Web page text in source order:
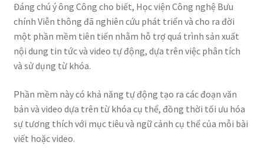
Đáng chú ý ông Công cho biết, Học viện Công nghệ Bưu
chính Viễn thông đã nghiên cứu phát triển và cho ra đời
một phần mềm tiên tiến nhằm hỗ trợ quá trình sản xuất
nội dung tin tức và video tự động, dựa trên việc phân tích
và sử dụng từ khóa.
Phần mềm này có khả năng tự động tạo ra các đoạn văn
bản và video dựa trên từ khóa cụ thể, đồng thời tối ưu hóa
sự tương thích với mục tiêu và ngữ cảnh cụ thể của mỗi bài
viết hoặc video.